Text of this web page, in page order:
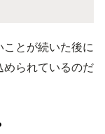
ことが続いた後に
められているのだ